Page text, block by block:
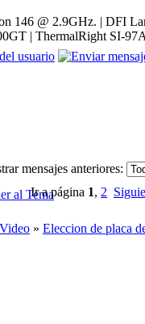
146 @ 2.9GHz. | DFI
| ThermalRight SI-
mensajes anteriores:
Ir a página 1, 2
Video » Eleccion de placa